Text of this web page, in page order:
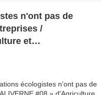
n'ont pas de
/
et